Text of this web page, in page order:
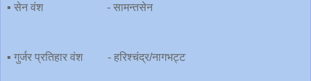
▪️ सेन वंश - सामन्तसेन
▪️ गुर्जर प्रतिहार वंश - हरिश्चंद्र/नागभट्ट